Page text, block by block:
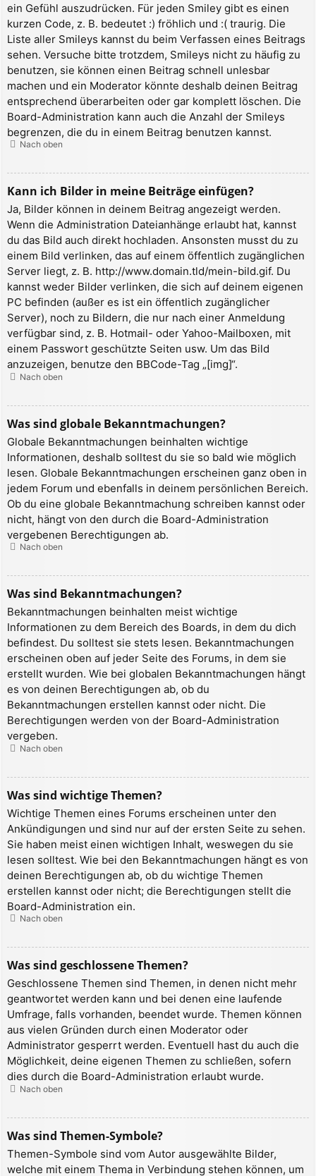
ein Gefühl auszudrücken. Für jeden Smiley gibt es einen
kurzen Code, z. B. bedeutet :) fröhlich und :( traurig. Die
Liste aller Smileys kannst du beim Verfassen eines Beitrags
sehen. Versuche bitte trotzdem, Smileys nicht zu häufig zu
benutzen, sie können einen Beitrag schnell unlesbar
machen und ein Moderator könnte deshalb deinen Beitrag
entsprechend überarbeiten oder gar komplett löschen. Die
Board-Administration kann auch die Anzahl der Smileys
begrenzen, die du in einem Beitrag benutzen kannst.
Nach oben
Kann ich Bilder in meine Beiträge einfügen?
Ja, Bilder können in deinem Beitrag angezeigt werden.
Wenn die Administration Dateianhänge erlaubt hat, kannst
du das Bild auch direkt hochladen. Ansonsten musst du zu
einem Bild verlinken, das auf einem öffentlich zugänglichen
Server liegt, z. B. http://www.domain.tld/mein-bild.gif. Du
kannst weder Bilder verlinken, die sich auf deinem eigenen
PC befinden (außer es ist ein öffentlich zugänglicher
Server), noch zu Bildern, die nur nach einer Anmeldung
verfügbar sind, z. B. Hotmail- oder Yahoo-Mailboxen, mit
einem Passwort geschützte Seiten usw. Um das Bild
anzuzeigen, benutze den BBCode-Tag „[img]“.
Nach oben
Was sind globale Bekanntmachungen?
Globale Bekanntmachungen beinhalten wichtige
Informationen, deshalb solltest du sie so bald wie möglich
lesen. Globale Bekanntmachungen erscheinen ganz oben in
jedem Forum und ebenfalls in deinem persönlichen Bereich.
Ob du eine globale Bekanntmachung schreiben kannst oder
nicht, hängt von den durch die Board-Administration
vergebenen Berechtigungen ab.
Nach oben
Was sind Bekanntmachungen?
Bekanntmachungen beinhalten meist wichtige
Informationen zu dem Bereich des Boards, in dem du dich
befindest. Du solltest sie stets lesen. Bekanntmachungen
erscheinen oben auf jeder Seite des Forums, in dem sie
erstellt wurden. Wie bei globalen Bekanntmachungen hängt
es von deinen Berechtigungen ab, ob du
Bekanntmachungen erstellen kannst oder nicht. Die
Berechtigungen werden von der Board-Administration
vergeben.
Nach oben
Was sind wichtige Themen?
Wichtige Themen eines Forums erscheinen unter den
Ankündigungen und sind nur auf der ersten Seite zu sehen.
Sie haben meist einen wichtigen Inhalt, weswegen du sie
lesen solltest. Wie bei den Bekanntmachungen hängt es von
deinen Berechtigungen ab, ob du wichtige Themen
erstellen kannst oder nicht; die Berechtigungen stellt die
Board-Administration ein.
Nach oben
Was sind geschlossene Themen?
Geschlossene Themen sind Themen, in denen nicht mehr
geantwortet werden kann und bei denen eine laufende
Umfrage, falls vorhanden, beendet wurde. Themen können
aus vielen Gründen durch einen Moderator oder
Administrator gesperrt werden. Eventuell hast du auch die
Möglichkeit, deine eigenen Themen zu schließen, sofern
dies durch die Board-Administration erlaubt wurde.
Nach oben
Was sind Themen-Symbole?
Themen-Symbole sind vom Autor ausgewählte Bilder,
welche mit einem Thema in Verbindung stehen können, um